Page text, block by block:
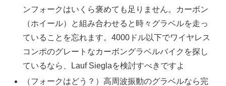
ンフォークはいくら褒めても足りません。カーボン
（ホイール）と組み合わせると時々グラベルを走っ
ていることを忘れます。4000ドル以下でワイヤレス
コンポのグレートなカーボングラベルバイクを探し
ているなら、Lauf Sieglaを検討すべきですよ
（フォークはどう？）高周波振動のグラベルなら完